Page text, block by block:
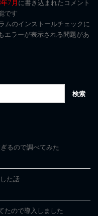
7月 に書き込まれたコメント
です
ムのインストールチェックに
エラーが表示される問題があ
るので調べてみた
た話
たので導入しました